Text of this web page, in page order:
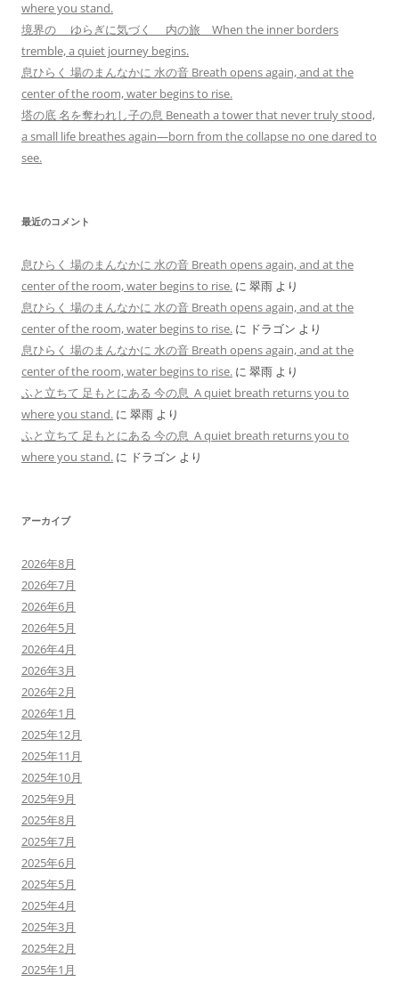
where you stand.
境界の ゆらぎに気づく 内の旅 When the inner borders
tremble, a quiet journey begins.
息ひらく 場のまんなかに 水の音 Breath opens again, and at the
center of the room, water begins to rise.
塔の底 名を奪われし子の息 Beneath a tower that never truly stood,
a small life breathes again—born from the collapse no one dared to
see.
最近のコメント
息ひらく 場のまんなかに 水の音 Breath opens again, and at the
center of the room, water begins to rise. に 翠雨 より
息ひらく 場のまんなかに 水の音 Breath opens again, and at the
center of the room, water begins to rise. に ドラゴン より
息ひらく 場のまんなかに 水の音 Breath opens again, and at the
center of the room, water begins to rise. に 翠雨 より
ふと立ちて 足もとにある 今の息 A quiet breath returns you to
where you stand. に 翠雨 より
ふと立ちて 足もとにある 今の息 A quiet breath returns you to
where you stand. に ドラゴン より
アーカイブ
2026年8月
2026年7月
2026年6月
2026年5月
2026年4月
2026年3月
2026年2月
2026年1月
2025年12月
2025年11月
2025年10月
2025年9月
2025年8月
2025年7月
2025年6月
2025年5月
2025年4月
2025年3月
2025年2月
2025年1月